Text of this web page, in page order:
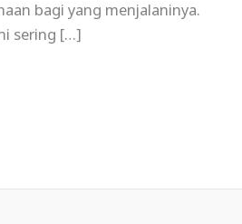
bagi yang menjalaninya.
sering […]